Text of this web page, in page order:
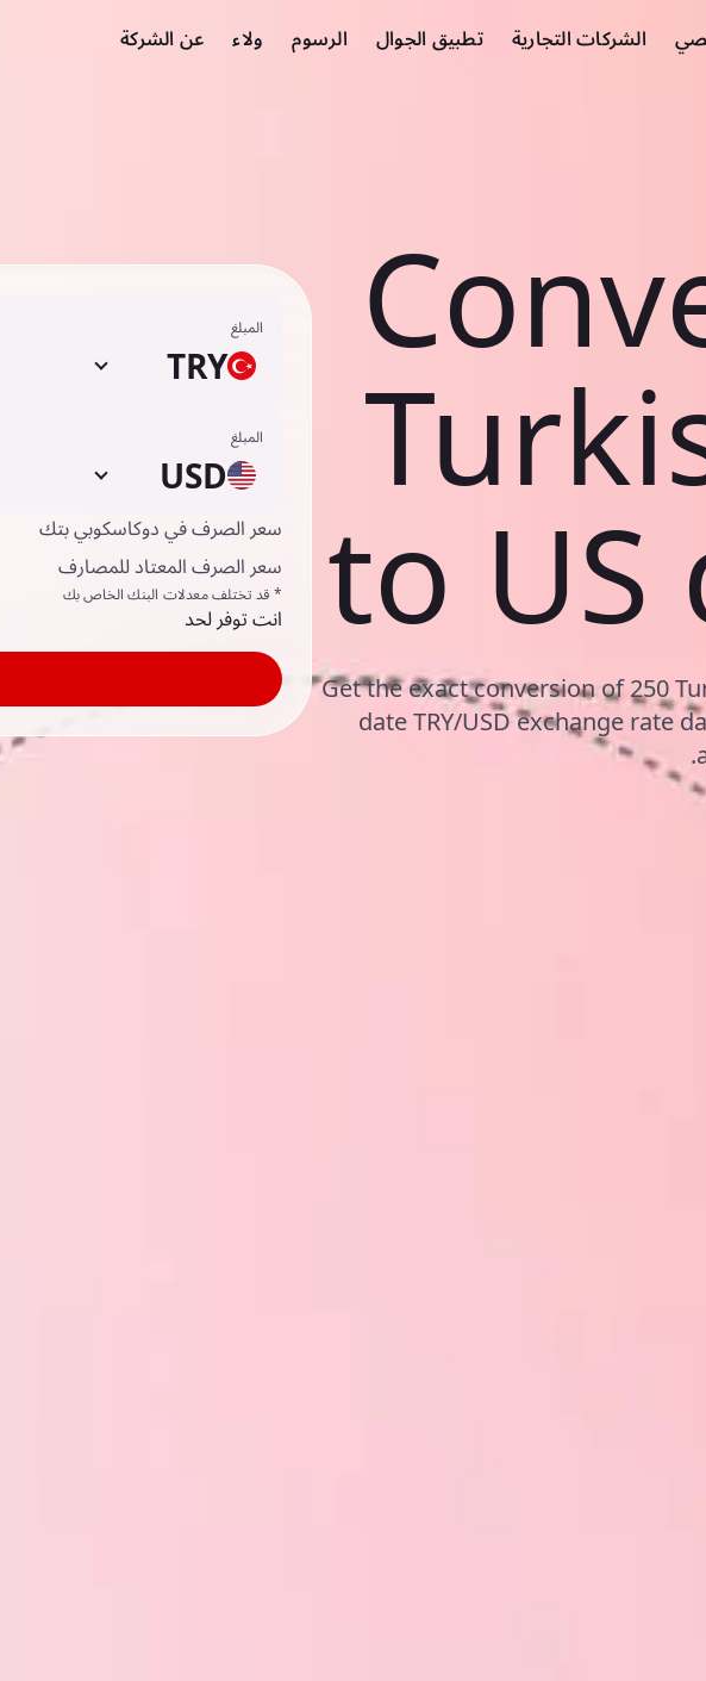
الشركات التجارية تطبيق الجوال الرسوم ولاء عن الشركة
to US
Get the exact conversion of 250
date TRY/USD exchange rate
المبلغ
TRY
المبلغ
USD
سعر الصرف في دوكاسكوبي بتك
سعر الصرف المعتاد للمصارف
* قد تختلف معدلات البنك الخاص بك
انت توفر لحد